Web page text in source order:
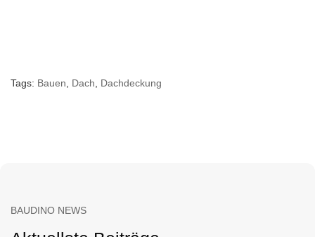
Tags: Bauen, Dach, Dachdeckung
BAUDINO NEWS